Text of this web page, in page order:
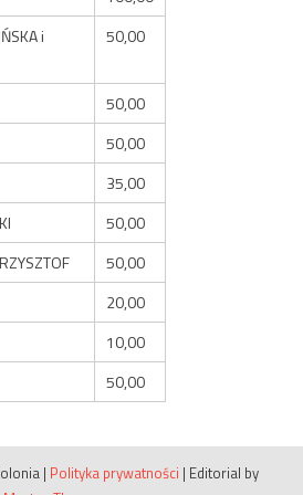
i
50,00
50,00
50,00
35,00
50,00
50,00
20,00
10,00
50,00
| Polityka prywatności | Editorial by